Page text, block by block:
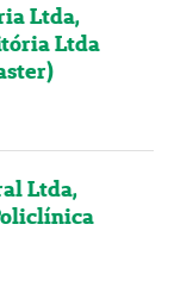
Ltda,
Ltda
Ltda,